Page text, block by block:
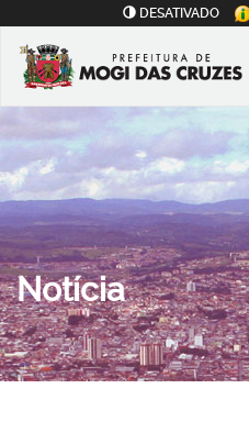
DESATIVADO
Notícia